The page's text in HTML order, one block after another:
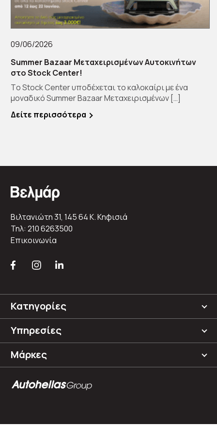
09/06/2026
Summer Bazaar Μεταχειρισμένων Αυτοκινήτων
στο Stock Center!
Tο Stock Center υποδέχεται το καλοκαίρι με ένα
μοναδικό Summer Bazaar Μεταχειρισμένων […]
Δείτε περισσότερα
Βιλτανιώτη 31, 145 64 K. Κηφισιά
Τηλ: 210 6263500
Επικοινωνία
Κατηγορίες
Υπηρεσίες
Μάρκες